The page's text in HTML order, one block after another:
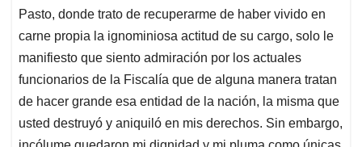
Pasto, donde trato de recuperarme de haber vivido en
carne propia la ignominiosa actitud de su cargo, solo le
manifiesto que siento admiración por los actuales
funcionarios de la Fiscalía que de alguna manera tratan
de hacer grande esa entidad de la nación, la misma que
usted destruyó y aniquiló en mis derechos. Sin embargo,